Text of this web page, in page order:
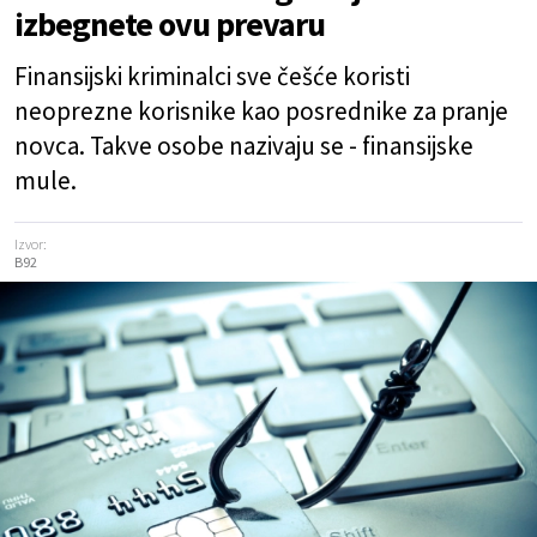
izbegnete ovu prevaru
Finansijski kriminalci sve češće koristi
neoprezne korisnike kao posrednike za pranje
novca. Takve osobe nazivaju se - finansijske
mule.
Izvor:
B92